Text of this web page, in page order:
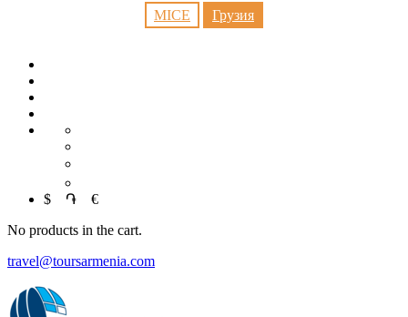
MICE Грузия
$
֏
€
No products in the cart.
travel@toursarmenia.com